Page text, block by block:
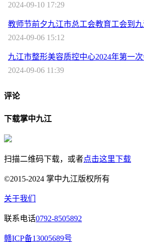
2024-09-10 17:29
教师节前夕九江市总工会教育工会到
2024-09-06 15:12
九江市整形美容质控中心2024年第一
2024-09-06 11:39
评论
下载掌中九江
扫描二维码下载，或者点击这里下载
©2015-2024 掌中九江版权所有
关于我们
联系电话0792-8505892
赣ICP备13005689号